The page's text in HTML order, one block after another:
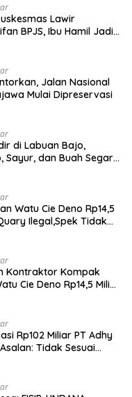
Lawir
BPJS, Ibu Hamil Jadi
Jalan Nasional
Mulai Dipreservasi
di Labuan Bajo,
Sayur, dan Buah Segar
Watu Cie Deno Rp14,5
Ilegal,Spek Tidak
Kontraktor Kompak
Cie Deno Rp14,5 Miliar
Rp102 Miliar PT Adhy
Tidak Sesuai